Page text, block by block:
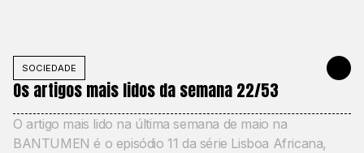
SOCIEDADE MAY 31,
Os artigos mais lidos da semana 22/53
O artigo mais lido na última semana de maio na
BANTUMEN é o episódio 11 da série Lisboa Africana,